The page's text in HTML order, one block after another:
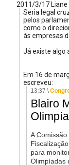
2011/3/17 Liane
Seria legal
pelos
como o
às empresas
Já existe algo
Em 16 de
escreveu:
13:37 \
Blairo
A
para
Olimpíadas